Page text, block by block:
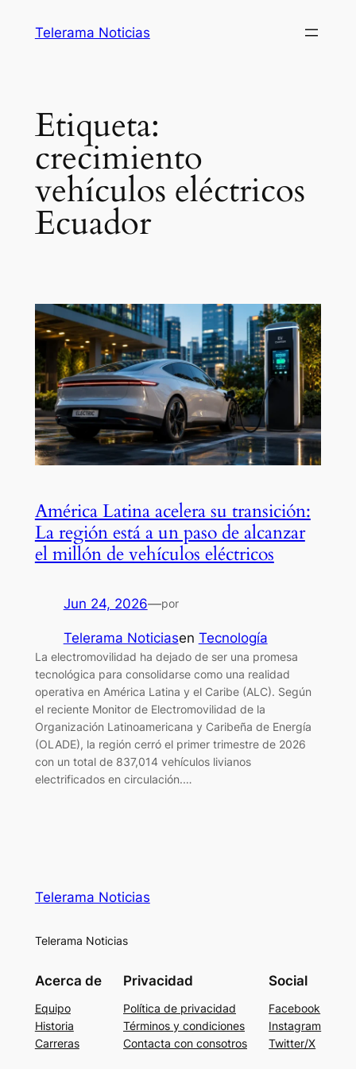
Telerama Noticias
Etiqueta:
crecimiento
vehículos eléctricos
Ecuador
América Latina acelera su transición:
La región está a un paso de alcanzar
el millón de vehículos eléctricos
Jun 24, 2026—por
Telerama Noticiasen Tecnología
La electromovilidad ha dejado de ser una promesa
tecnológica para consolidarse como una realidad
operativa en América Latina y el Caribe (ALC). Según
el reciente Monitor de Electromovilidad de la
Organización Latinoamericana y Caribeña de Energía
(OLADE), la región cerró el primer trimestre de 2026
con un total de 837,014 vehículos livianos
electrificados en circulación.…
Telerama Noticias
Telerama Noticias
Acerca de
Equipo
Historia
Carreras
Privacidad
Política de privacidad
Términos y condiciones
Contacta con consotros
Social
Facebook
Instagram
Twitter/X